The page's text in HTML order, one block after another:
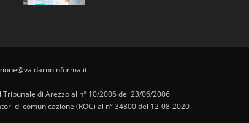
di Arezzo al n° 10/2006 del 23/06/2006
di comunicazione (ROC) al n° 34800 del 12-08-2020